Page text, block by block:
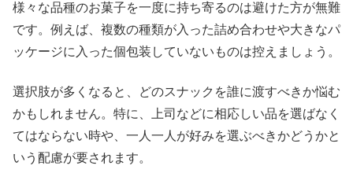
様々な品種のお菓子を一度に持ち寄るのは避けた方が無難
です。例えば、複数の種類が入った詰め合わせや大きなパ
ッケージに入った個包装していないものは控えましょう。
選択肢が多くなると、どのスナックを誰に渡すべきか悩む
かもしれません。特に、上司などに相応しい品を選ばなく
てはならない時や、一人一人が好みを選ぶべきかどうかと
いう配慮が要されます。